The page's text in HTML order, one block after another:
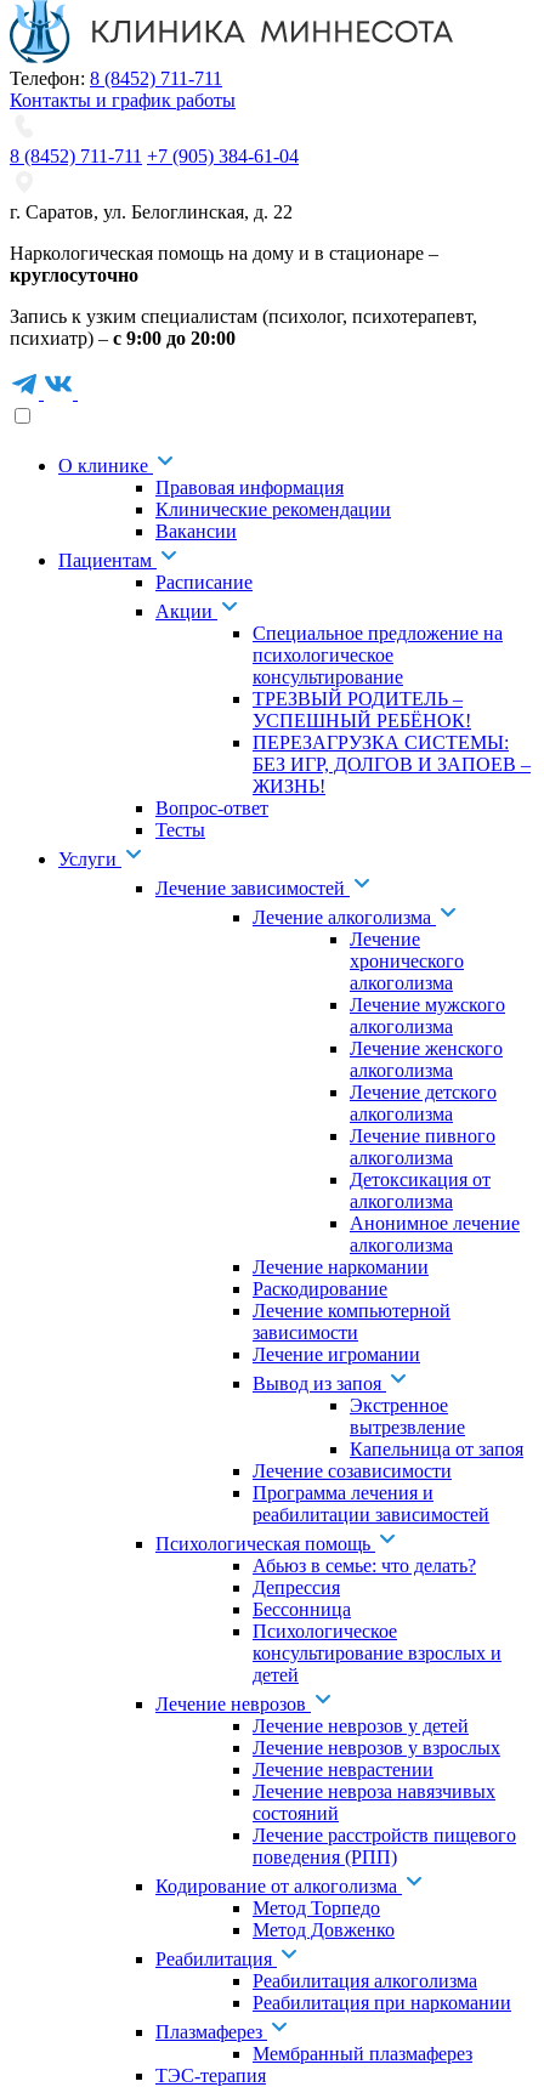
Телефон: 8 (8452) 711-711
Контакты и график работы
8 (8452) 711-711 +7 (905) 384-61-04
г. Саратов, ул. Белоглинская, д. 22
Наркологическая помощь на дому и в стационаре –
круглосуточно
Запись к узким специалистам (психолог, психотерапевт,
психиатр) – с 9:00 до 20:00
О клинике
Правовая информация
Клинические рекомендации
Вакансии
Пациентам
Расписание
Акции
Специальное предложение на
психологическое
консультирование
ТРЕЗВЫЙ РОДИТЕЛЬ –
УСПЕШНЫЙ РЕБЁНОК!
ПЕРЕЗАГРУЗКА СИСТЕМЫ:
БЕЗ ИГР, ДОЛГОВ И ЗАПОЕВ –
ЖИЗНЬ!
Вопрос-ответ
Тесты
Услуги
Лечение зависимостей
Лечение алкоголизма
Лечение
хронического
алкоголизма
Лечение мужского
алкоголизма
Лечение женского
алкоголизма
Лечение детского
алкоголизма
Лечение пивного
алкоголизма
Детоксикация от
алкоголизма
Анонимное лечение
алкоголизма
Лечение наркомании
Раскодирование
Лечение компьютерной
зависимости
Лечение игромании
Вывод из запоя
Экстренное
вытрезвление
Капельница от запоя
Лечение созависимости
Программа лечения и
реабилитации зависимостей
Психологическая помощь
Абьюз в семье: что делать?
Депрессия
Бессонница
Психологическое
консультирование взрослых и
детей
Лечение неврозов
Лечение неврозов у детей
Лечение неврозов у взрослых
Лечение неврастении
Лечение невроза навязчивых
состояний
Лечение расстройств пищевого
поведения (РПП)
Кодирование от алкоголизма
Метод Торпедо
Метод Довженко
Реабилитация
Реабилитация алкоголизма
Реабилитация при наркомании
Плазмаферез
Мембранный плазмаферез
ТЭС-терапия